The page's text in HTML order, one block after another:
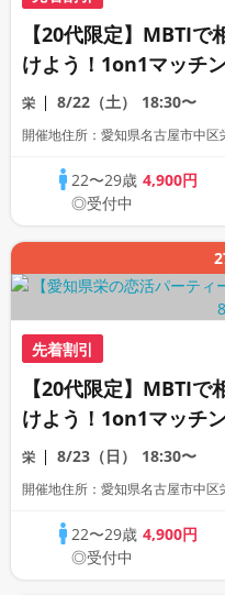
【20代限定】MBTI
けよう！1on1マッチ
栄 8/22（土） 18:30〜
開催地住所：愛知県名古屋市中区
22〜29歳4,900円
◎受付中
先着割引
【20代限定】MBTI
けよう！1on1マッチ
栄 8/23（日） 18:30〜
開催地住所：愛知県名古屋市中区
22〜29歳4,900円
◎受付中